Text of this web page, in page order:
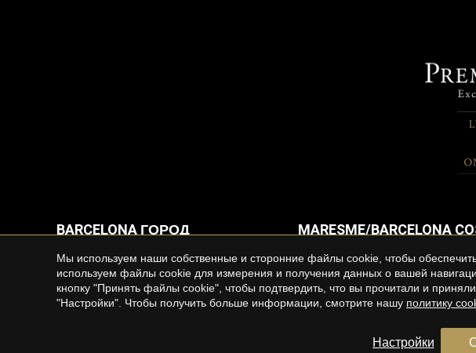
BARCELONA ГОРОД
Недвижимость в аренду в Barcelona
MARESME/BARCELONA
Дома в аренду в Эль Maresme
Квартиры в аренду в Эль
Мы используем наши собственные и сторонние файлы cookie, чтобы
используем файлы cookie для измерения и получения данных о вашей
кнопку "Принять файлы cookie", чтобы подтвердить, что вы прочитали и
"Настройки". Чтобы получить больше информации, смотрите нашу политику
Настройки